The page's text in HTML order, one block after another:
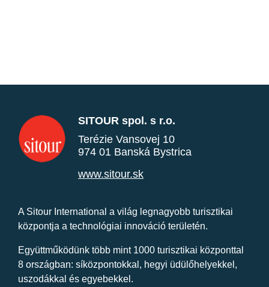
SITOUR spol. s r.o.
Terézie Vansovej 10
974 01 Banská Bystrica
www.sitour.sk
A Sitour International a világ legnagyobb turisztikai
központja a technológiai innováció területén.
Együttműködünk több mint 1000 turisztikai központtal
8 országban: síközpontokkal, hegyi üdülőhelyekkel,
uszodákkal és egyebekkel.